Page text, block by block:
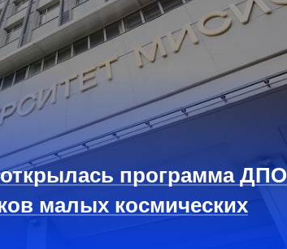
программа ДПО
малых космических